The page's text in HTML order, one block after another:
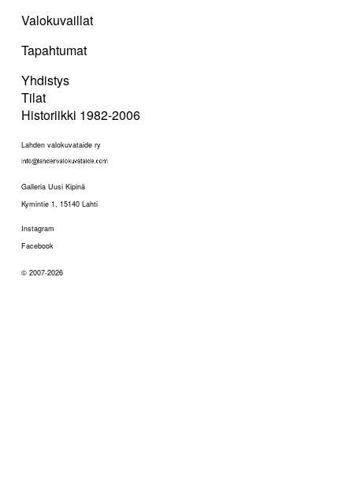
Valokuvaillat
Tapahtumat
Yhdistys
Tilat
Historiikki 1982-2006
Lahden valokuvataide ry
Galleria Uusi Kipinä
Kymintie 1, 15140 Lahti
Instagram
Facebook
© 2007-2026